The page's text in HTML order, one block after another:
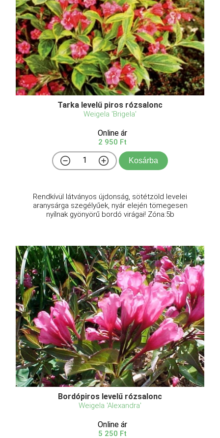
Tarka levelű piros rózsalonc
Weigela 'Brigela'
Online ár
2 950 Ft
Kosárba
Rendkívül látványos újdonság, sötétzöld levelei
aranysárga szegélyűek, nyár elején tömegesen
nyílnak gyönyörű bordó virágai! Zóna:5b
Bordópiros levelű rózsalonc
Weigela 'Alexandra'
Online ár
5 250 Ft